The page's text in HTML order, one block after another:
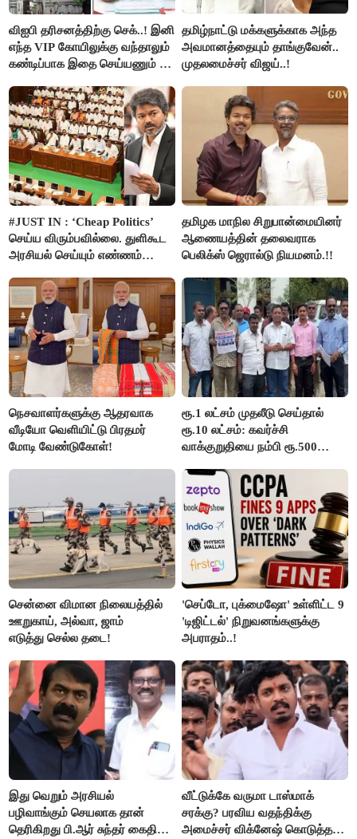
விஐபி தரிசனத்திற்கு செக்..! இனி
எந்த VIP கோயிலுக்கு வந்தாலும்
கண்டிப்பாக இதை செய்யணும் -
தமிழ்நாட்டு மக்களுக்காக அந்த
அவமானத்தையும் தாங்குவேன்..
முதலமைச்சர் விஜய்..!
#JUST IN : ‘Cheap Politics’
செய்ய விரும்பவில்லை. துளிகூட
அரசியல் செய்யும் எண்ணம்
விஜய் பதில்!
தமிழக மாநில சிறுபான்மையினர்
ஆணையத்தின் தலைவராக
பெலிக்ஸ் ஜெரால்டு நியமனம்.!!
நெசவாளர்களுக்கு ஆதரவாக
வீடியோ வெளியிட்டு பிரதமர்
மோடி வேண்டுகோள்!
ரூ.1 லட்சம் முதலீடு செய்தால்
ரூ.10 லட்சம்: கவர்ச்சி
வாக்குறுதியை நம்பி ரூ.500
மக்கள்!
சென்னை விமான நிலையத்தில்
ஊறுகாய், அல்வா, ஜாம்
எடுத்து செல்ல தடை!
'செப்டோ, புக்மைஷோ' உள்ளிட்ட 9
'டிஜிட்டல்' நிறுவனங்களுக்கு
அபராதம்..!
இது வெறும் அரசியல்
பழிவாங்கும் செயலாக தான்
தெரிகிறது பி.ஆர் சுந்தர் கைதிற்கு
வீட்டுக்கே வருமா டாஸ்மாக்
சரக்கு? பரவிய வதந்திக்கு
அமைச்சர் விக்னேஷ் கொடுத்த